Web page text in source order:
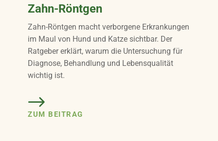
Zahn-Röntgen
Zahn-Röntgen macht verborgene Erkrankungen
im Maul von Hund und Katze sichtbar. Der
Ratgeber erklärt, warum die Untersuchung für
Diagnose, Behandlung und Lebensqualität
wichtig ist.
ZUM BEITRAG